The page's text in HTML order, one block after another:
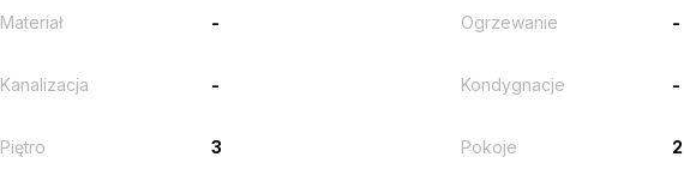
Materiał - Ogrzewanie -
Kanalizacja - Kondygnacje -
Piętro 3 Pokoje 2